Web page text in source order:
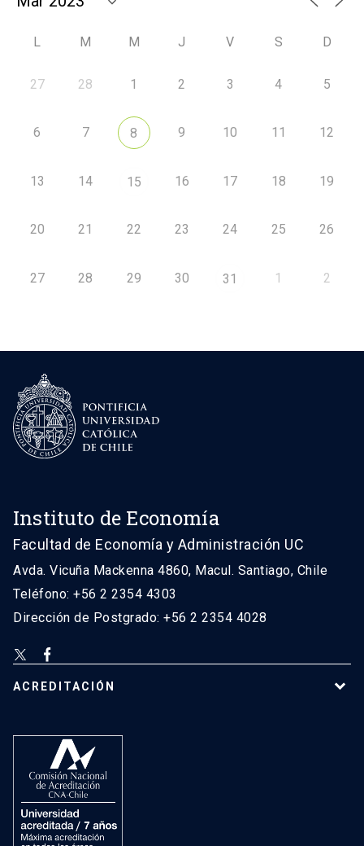
L M M J V S D
27 28 1 2 3 4 5
6 7 8 9 10 11 12
13 14 15 16 17 18 19
20 21 22 23 24 25 26
27 28 29 30 31 1 2
Instituto de Economía
Facultad de Economía y Administración UC
Avda. Vicuña Mackenna 4860, Macul. Santiago, Chile
Teléfono: +56 2 2354 4303
Dirección de Postgrado: +56 2 2354 4028
ACREDITACIÓN